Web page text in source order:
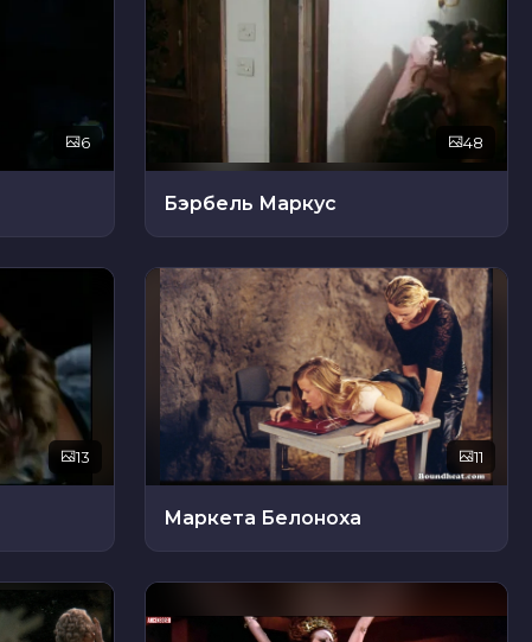
6 48
Бэрбель Маркус
13 11
Маркета Белоноха